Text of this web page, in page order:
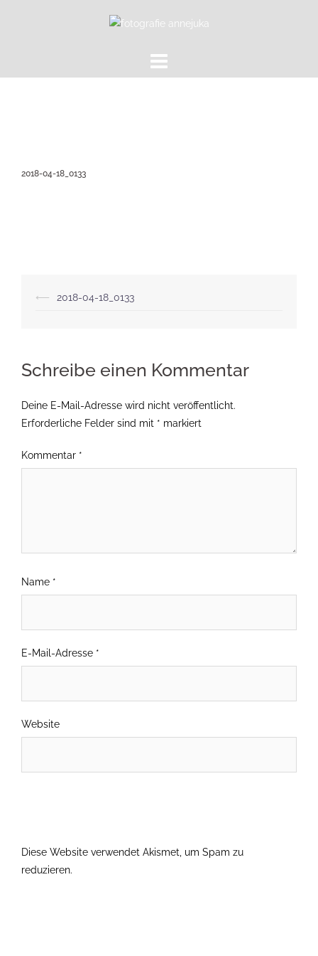
2018-04-18_0133
Beitragsnavigation
⟵ 2018-04-18_0133
Schreibe einen Kommentar
Deine E-Mail-Adresse wird nicht veröffentlicht.
Erforderliche Felder sind mit * markiert
Kommentar *
Name *
E-Mail-Adresse *
Website
Diese Website verwendet Akismet, um Spam zu
reduzieren.